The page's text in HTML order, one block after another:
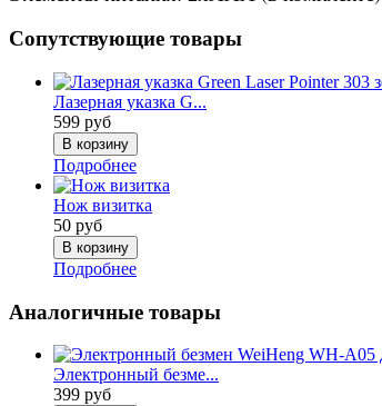
Сопутствующие товары
Лазерная указка G...
599 руб
Подробнее
Нож визитка
50 руб
Подробнее
Аналогичные товары
Электронный безме...
399 руб